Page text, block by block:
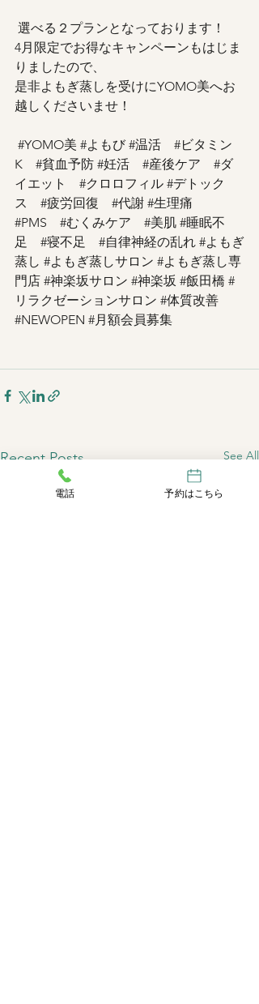
選べる２プランとなっております！
4月限定でお得なキャンペーンもはじま
りましたので、
是非よもぎ蒸しを受けにYOMO美へお
越しくださいませ！
#YOMO美 #よもび #温活
#ビタミン
K
#貧血予防 #妊活 #産後ケア
#ダ
イエット
#クロロフィル #デトック
ス
#疲労回復 #代謝 #生理痛
#PMS
#むくみケア #美肌 #睡眠不
足
#寝不足 #自律神経の乱れ #よもぎ
蒸し #よもぎ蒸しサロン #よもぎ蒸し専
門店 #神楽坂サロン #神楽坂 #飯田橋 #
リラクゼーションサロン #体質改善
#NEWOPEN #月額会員募集
Recent Posts See All
電話 予約はこちら